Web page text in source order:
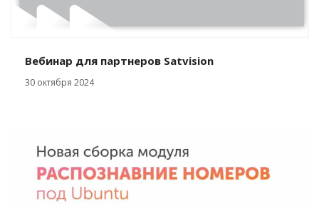
Вебинар для партнеров Satvision
30 октября 2024